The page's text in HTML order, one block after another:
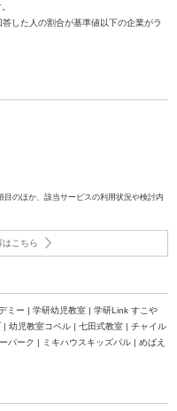
した人の割合が基準値以下の企業がラ
のほか、該当サービスの利用状況や検討内
こちら
ミー | 学研幼児教室 | 学研Link すこや
幼児教室コペル | 七田式教室 | チャイル
パーク | ミキハウスキッズパル | めばえ